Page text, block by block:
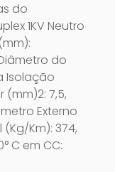
do
1KV Neutro
do
Isolação
(mm)2: 7,5,
Externo
(Kg/Km): 374,
C em CC: